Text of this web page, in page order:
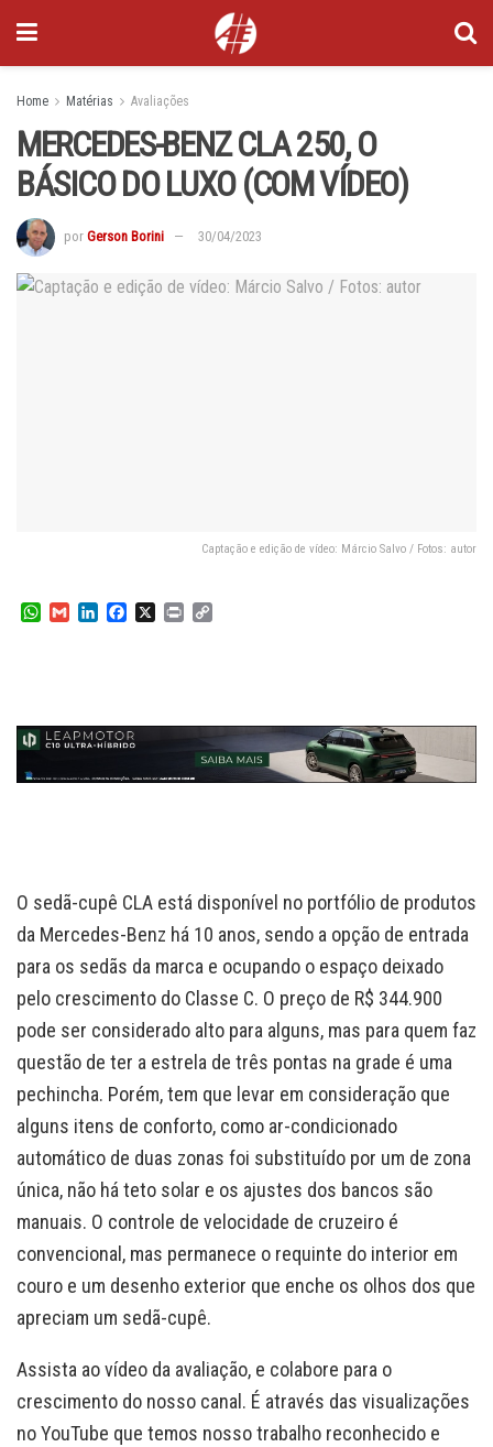
Home Matérias Avaliações
MERCEDES-BENZ CLA 250, O
BÁSICO DO LUXO (COM VÍDEO)
por Gerson Borini 30/04/2023
Captação e edição de vídeo: Márcio Salvo / Fotos: autor
W
p
p
I
n
o
k
n
k
O sedã-cupê CLA está disponível no portfólio de produtos
da Mercedes-Benz há 10 anos, sendo a opção de entrada
para os sedãs da marca e ocupando o espaço deixado
pelo crescimento do Classe C. O preço de R$ 344.900
pode ser considerado alto para alguns, mas para quem faz
questão de ter a estrela de três pontas na grade é uma
pechincha. Porém, tem que levar em consideração que
alguns itens de conforto, como ar-condicionado
automático de duas zonas foi substituído por um de zona
única, não há teto solar e os ajustes dos bancos são
manuais. O controle de velocidade de cruzeiro é
convencional, mas permanece o requinte do interior em
couro e um desenho exterior que enche os olhos dos que
apreciam um sedã-cupê.
Assista ao vídeo da avaliação, e colabore para o
crescimento do nosso canal. É através das visualizações
no YouTube que temos nosso trabalho reconhecido e